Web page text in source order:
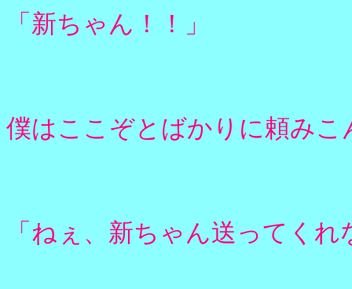
「新ちゃん！！」
僕はここぞとばかりに頼みこ
「ねぇ、新ちゃん送ってくれ